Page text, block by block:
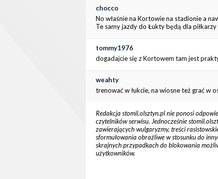
chocco
No właśnie na Kortowie na stadionie a
Te samy jazdy do Łukty będą dla piłkarzy
tommy1976
dogadajcie się z Kortowem tam jest
weahty
trenować w łukcie, na wiosne też grać w
Redakcja stomil.olsztyn.pl nie ponosi
czytelników serwisu. Jednocześnie
zawierających wulgaryzmy, treści
sformułowania obraźliwe w stosunku do
skrajnych przypadkach do blokowania
użytkowników.